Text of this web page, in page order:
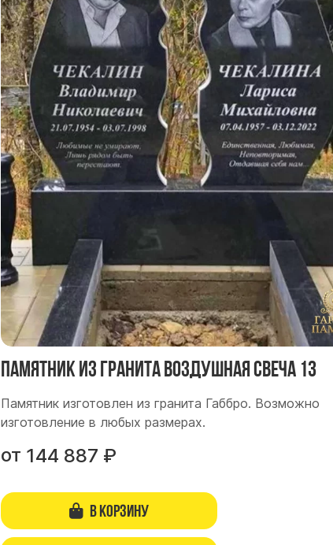
Памятник из гранита Воздушная свеча 13
Памятник изготовлен из гранита Габбро. Возможно
изготовление в любых размерах.
от 144 887 ₽
В корзину